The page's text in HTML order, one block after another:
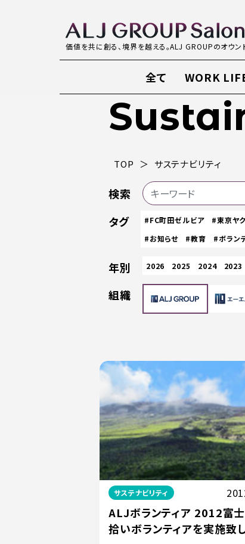
価値を共に創る、境界を越える。ALJ GROUPのオウン
全て WORK
TOP サステナビリティ
検索
タグ
#FC町田ゼルビア #東京ヤ
#お知らせ
#教育 #ボラン
年別 2026 2025 2024 2023
組織
サステナビリティ
ALJボランティア 2012富
拾いボランティアを実施致